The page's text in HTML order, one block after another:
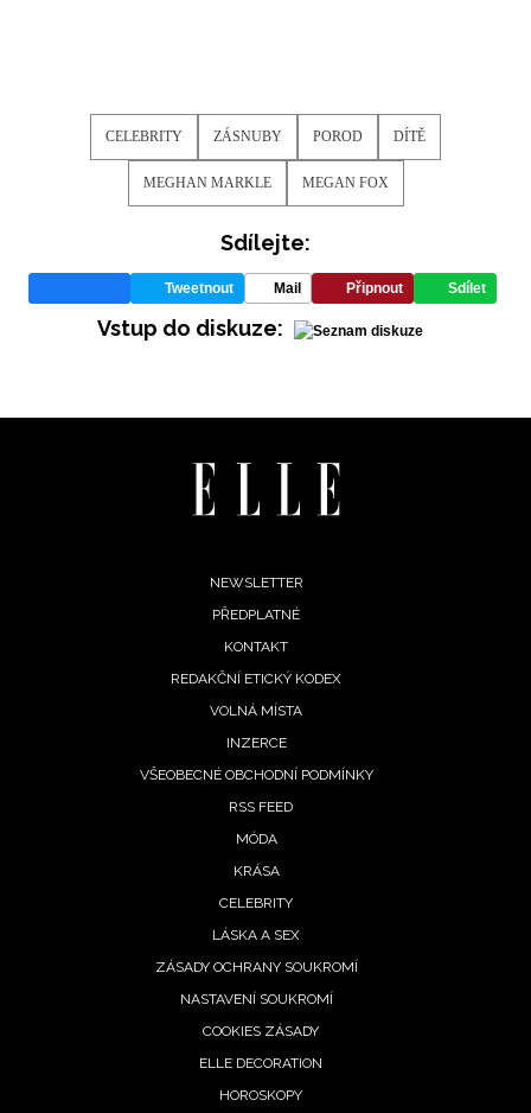
NEWSLETTER
Přihlášením k newsletteru souhlasíte sObchodními
vyhodnocení akce a zasílání novinek.
Chcete navíc dostávat i další zajímavé a exkluzivní
soukromí BurdaMedia Extra s.r.o.
CELEBRITY ZÁSNUBY POROD DÍTĚ
MEGHAN MARKLE MEGAN FOX
Sdílejte:
Tweetnout Mail Připnout Sdílet
Vstup do diskuze:
NEWSLETTER
PŘEDPLATNÉ
KONTAKT
REDAKČNÍ ETICKÝ KODEX
VOLNÁ MÍSTA
INZERCE
VŠEOBECNÉ OBCHODNÍ PODMÍNKY
RSS FEED
MÓDA
KRÁSA
CELEBRITY
LÁSKA A SEX
ZÁSADY OCHRANY SOUKROMÍ
NASTAVENÍ SOUKROMÍ
COOKIES ZÁSADY
ELLE DECORATION
HOROSKOPY